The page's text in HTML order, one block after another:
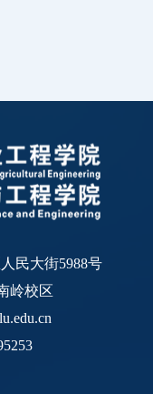
民大街5988号
校区